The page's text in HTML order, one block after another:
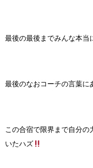
最後の最後までみんな本当
最後のなおコーチの言葉に
この合宿で限界まで自分の
いたハズ